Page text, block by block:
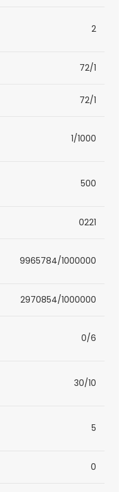
2
72/1
72/1
1/1000
500
0221
9965784/1000000
2970854/1000000
0/6
30/10
5
0